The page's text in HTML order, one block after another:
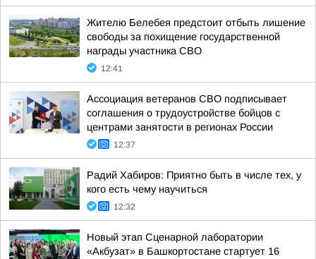
Жителю Белебея предстоит отбыть лишение
свободы за похищение государственной
награды участника СВО
12:41
Ассоциация ветеранов СВО подписывает
соглашения о трудоустройстве бойцов с
центрами занятости в регионах России
12:37
Радий Хабиров: Приятно быть в числе тех, у
кого есть чему научиться
12:32
Новый этап Сценарной лаборатории
«Акбузат» в Башкортостане стартует 16